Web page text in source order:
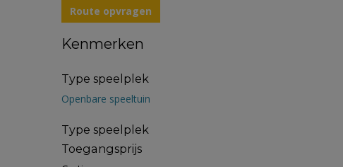
Route opvragen
Kenmerken
Type speelplek
Openbare speeltuin
Type speelplek
Toegangsprijs